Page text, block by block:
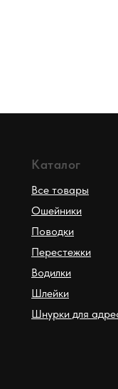
Каталог
Все товары
Ошейники
Поводки
Перестежки
Водилки
Шлейки
Шнурки для